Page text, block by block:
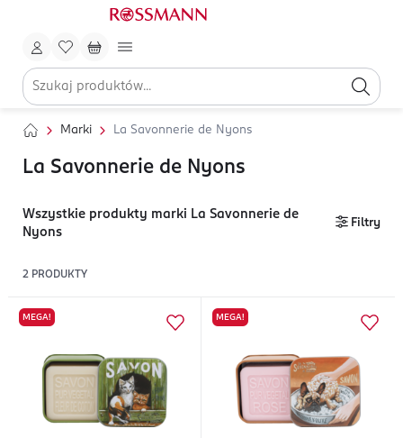
Marki La Savonnerie de Nyons
La Savonnerie de Nyons
Wszystkie produkty marki La Savonnerie de
Nyons
Filtry
2 PRODUKTY
MEGA! MEGA!